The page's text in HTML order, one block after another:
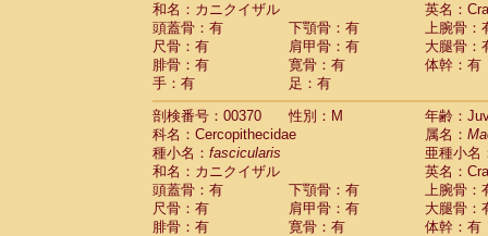
和名：カニクイザル
英名：
頭蓋骨：有
下顎骨：有
上腕骨：
尺骨：有
肩甲骨：有
大腿骨：
腓骨：有
寛骨：有
体幹：有
手：有
足：有
剖検番号：00370
性別：M
年齢：
科名：Cercopithecidae
属名：
種小名： fascicularis
亜種小名
和名：カニクイザル
英名：
頭蓋骨：有
下顎骨：有
上腕骨：
尺骨：有
肩甲骨：有
大腿骨：
腓骨：有
寛骨：有
体幹：有